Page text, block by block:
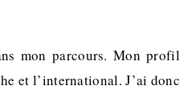
mon parcours. Mon profil
et l’international. J’ai donc